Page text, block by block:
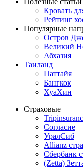
Кровать
Рейтинг
Популярные
Остров
Великий
Абхазия
Таиланд
Паттайя
Бангкок
ХуаХин
Страховые
Согласие
УралСиб
Allianz
Сбербанк
(Zetta)